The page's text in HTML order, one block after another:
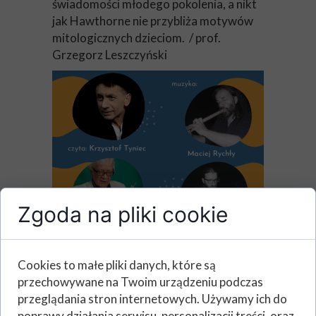
świadomości młodego pokolenia, a nikt
jak Hawthorne nie przybliża motywów
mitologicznych dzieciom. / prof.
Grzegorz Leszczyński
PREMIERA 4 grudnia 2023
Dlaczego Jazon wyruszył do królestwa
Zgoda na pliki cookie
Cookies to małe pliki danych, które są
przechowywane na Twoim urządzeniu podczas
przeglądania stron internetowych. Używamy ich do